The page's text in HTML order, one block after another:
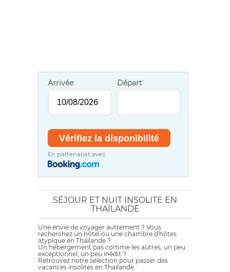
Arrivée Départ
En partenariat avec
SÉJOUR ET NUIT INSOLITE EN
THAÏLANDE
Une envie de voyager autrement ? Vous
recherchez un hôtel ou une chambre d'hôtes
atypique en Thaïlande ?
Un hébergement pas comme les autres, un peu
exceptionnel, un peu inédit ?
Retrouvez notre sélection pour passer des
vacances insolites en Thaïlande.